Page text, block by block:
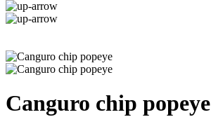
Canguro chip popeye